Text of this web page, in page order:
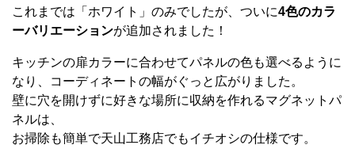
これまでは「ホワイト」のみでしたが、ついに4色のカラ
ーバリエーションが追加されました！
キッチンの扉カラーに合わせてパネルの色も選べるように
なり、コーディネートの幅がぐっと広がりました。
壁に穴を開けずに好きな場所に収納を作れるマグネットパ
ネルは、
お掃除も簡単で天山工務店でもイチオシの仕様です。